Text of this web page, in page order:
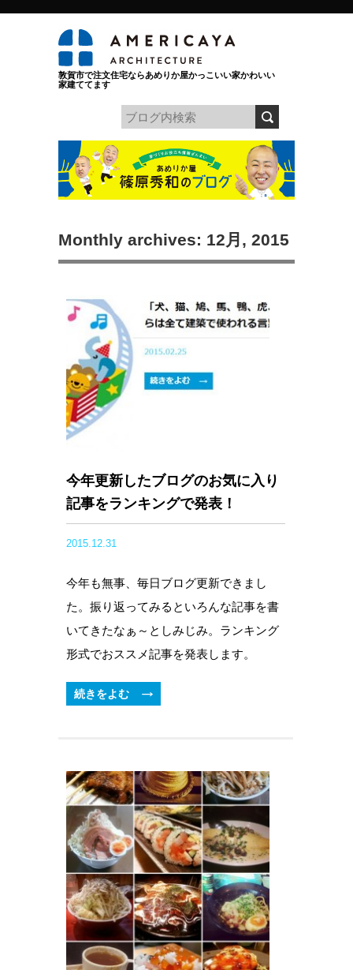
敦賀市で注文住宅ならあめりか屋かっこいい家かわいい
家建ててます
Monthly archives: 12月, 2015
今年更新したブログのお気に入り
記事をランキングで発表！
2015.12.31
今年も無事、毎日ブログ更新できまし
た。振り返ってみるといろんな記事を書
いてきたなぁ～としみじみ。ランキング
形式でおススメ記事を発表します。
続きをよむ